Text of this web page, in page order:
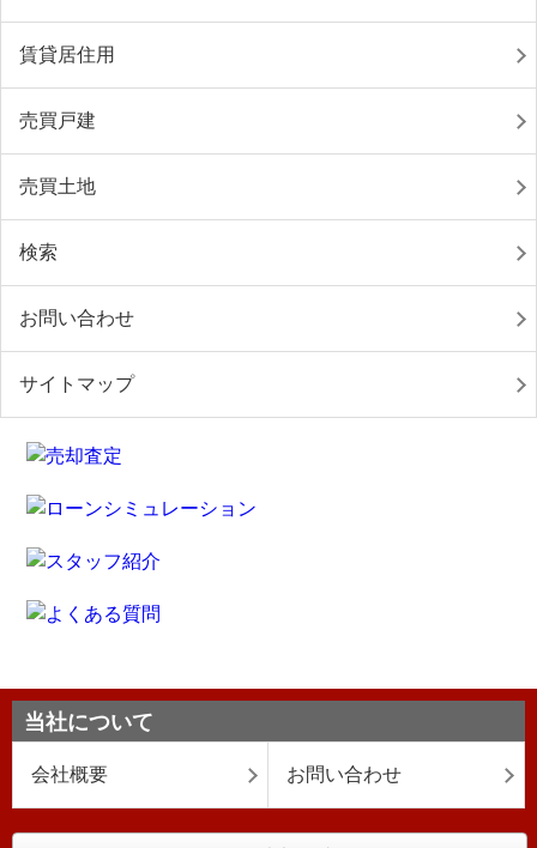
賃貸居住用
売買戸建
売買土地
検索
お問い合わせ
サイトマップ
当社について
会社概要 お問い合わせ